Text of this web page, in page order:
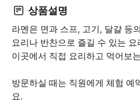
상품설명
라멘은 면과 스프, 고기, 달걀 등
요리나 반찬으로 즐길 수 있는 요
이곳에서 직접 요리하고 먹어보
방문하실 때는 직원에게 체험 예
요.